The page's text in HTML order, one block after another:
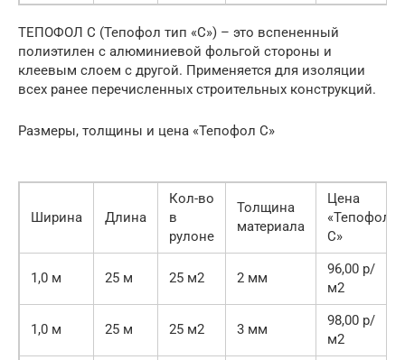
ТЕПОФОЛ С (Тепофол тип «С») – это вспененный
полиэтилен с алюминиевой фольгой стороны и
клеевым слоем с другой. Применяется для изоляции
всех ранее перечисленных строительных конструкций.
Размеры, толщины и цена «Тепофол С»
Ширина Длина
Кол-во
в
рулоне
Толщина
материала
Цена
«Тепофол
С»
1,0 м 25 м 25 м2 2 мм
96,00 р/
м2
1,0 м 25 м 25 м2 3 мм
98,00 р/
м2